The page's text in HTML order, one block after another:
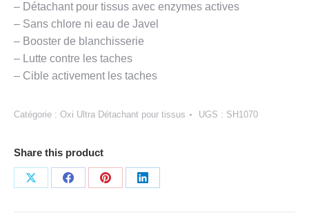
– Détachant pour tissus avec enzymes actives
– Sans chlore ni eau de Javel
– Booster de blanchisserie
– Lutte contre les taches
– Cible activement les taches
Catégorie : Oxi Ultra Détachant pour tissus UGS : SH1070
Share this product
PartagerPartagerPartagerPartager